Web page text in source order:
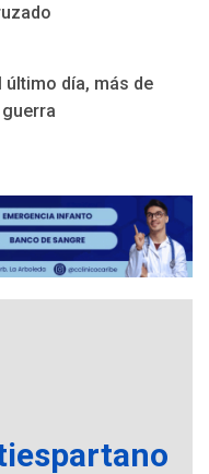
último día, más de
proceso de
ÚLTIMA HORA
años de la
Japón
no
limitar
por nacimiento